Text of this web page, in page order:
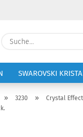
SWAROVSKI
STICKEREI
» 3230 » Crystal